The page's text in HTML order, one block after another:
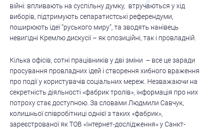
війні: впливають на суспільну думку, втручаються у хід
виборів, підтримують сепаратистські референдуми,
поширюють ідеї “руського миру”, та зводять нанівець
невигідні Кремлю дискусії – як опозиційні, так і провладній.
Кілька офісів, сотні працівників у дві зміни – все це заради
просування провладних ідей і створення хибного враження
про події у користувачів соціальних мереж. Незважаючи на
секретність діяльності «фабрик тролів», інформація про них
потроху стає доступною. За словами Людмили Савчук,
колишньої співробітниці однієї з таких «фабрик»,
зареєстрованої як ТОВ «Інтернет-дослідження» у Санкт-